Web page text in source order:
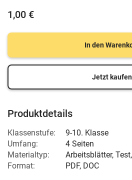
1,00 €
In den
Jetzt kaufen
Produktdetails
Klassenstufe:
9-10. Klasse
Umfang:
4 Seiten
Materialtyp:
Arbeitsblätter,
Format:
PDF, DOC